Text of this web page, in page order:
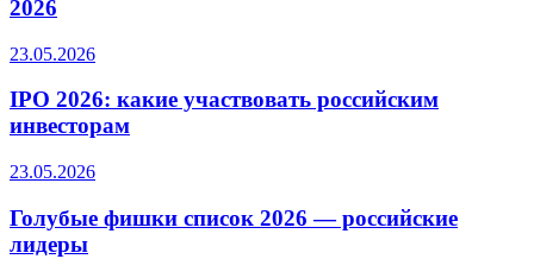
2026
23.05.2026
IPO 2026: какие участвовать российским
инвесторам
23.05.2026
Голубые фишки список 2026 — российские
лидеры